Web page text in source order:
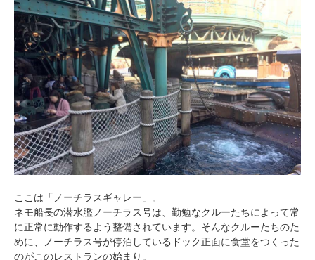
ここは「ノーチラスギャレー」。
ネモ船長の潜水艦ノーチラス号は、勤勉なクルーたちによって常
に正常に動作するよう整備されています。そんなクルーたちのた
めに、ノーチラス号が停泊しているドック正面に食堂をつくった
のがこのレストランの始まり。